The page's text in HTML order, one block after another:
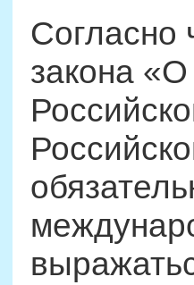
Согласно
закона